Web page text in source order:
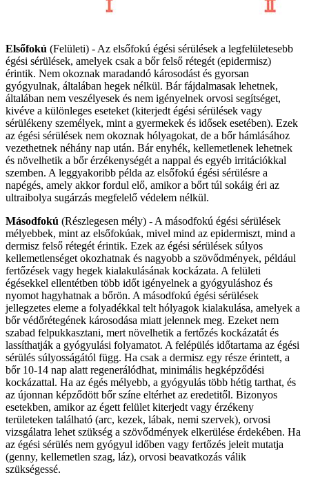
Elsőfokú (Felületi) - Az elsőfokú égési sérülések a legfelületesebb
égési sérülések, amelyek csak a bőr felső rétegét (epidermisz)
érintik. Nem okoznak maradandó károsodást és gyorsan
gyógyulnak, általában hegek nélkül. Bár fájdalmasak lehetnek,
általában nem veszélyesek és nem igényelnek orvosi segítséget,
kivéve a különleges eseteket (kiterjedt égési sérülések vagy
sérülékeny személyek, mint a gyermekek és idősek esetében). Ezek
az égési sérülések nem okoznak hólyagokat, de a bőr hámlásához
vezethetnek néhány nap után. Bár enyhék, kellemetlenek lehetnek
és növelhetik a bőr érzékenységét a nappal és egyéb irritációkkal
szemben. A leggyakoribb példa az elsőfokú égési sérülésre a
napégés, amely akkor fordul elő, amikor a bőrt túl sokáig éri az
ultraibolya sugárzás megfelelő védelem nélkül.
Másodfokú (Részlegesen mély) - A másodfokú égési sérülések
mélyebbek, mint az elsőfokúak, mivel mind az epidermiszt, mind a
dermisz felső rétegét érintik. Ezek az égési sérülések súlyos
kellemetlenséget okozhatnak és nagyobb a szövődmények, például
fertőzések vagy hegek kialakulásának kockázata. A felületi
égésekkel ellentétben több időt igényelnek a gyógyuláshoz és
nyomot hagyhatnak a bőrön. A másodfokú égési sérülések
jellegzetes eleme a folyadékkal telt hólyagok kialakulása, amelyek a
bőr védőrétegének károsodása miatt jelennek meg. Ezeket nem
szabad felpukkasztani, mert növelhetik a fertőzés kockázatát és
lassíthatják a gyógyulási folyamatot. A felépülés időtartama az égési
sérülés súlyosságától függ. Ha csak a dermisz egy része érintett, a
bőr 10-14 nap alatt regenerálódhat, minimális hegképződési
kockázattal. Ha az égés mélyebb, a gyógyulás több hétig tarthat, és
az újonnan képződött bőr színe eltérhet az eredetitől. Bizonyos
esetekben, amikor az égett felület kiterjedt vagy érzékeny
területeken található (arc, kezek, lábak, nemi szervek), orvosi
vizsgálatra lehet szükség a szövődmények elkerülése érdekében. Ha
az égési sérülés nem gyógyul időben vagy fertőzés jeleit mutatja
(genny, kellemetlen szag, láz), orvosi beavatkozás válik
szükségessé.